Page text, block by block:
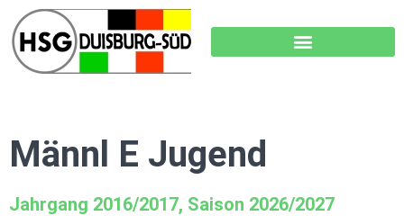
Männl E Jugend
Jahrgang 2016/2017, Saison 2026/2027